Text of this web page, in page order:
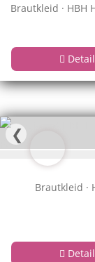
Brautkleid · HBH
❮
Brautkleid ·